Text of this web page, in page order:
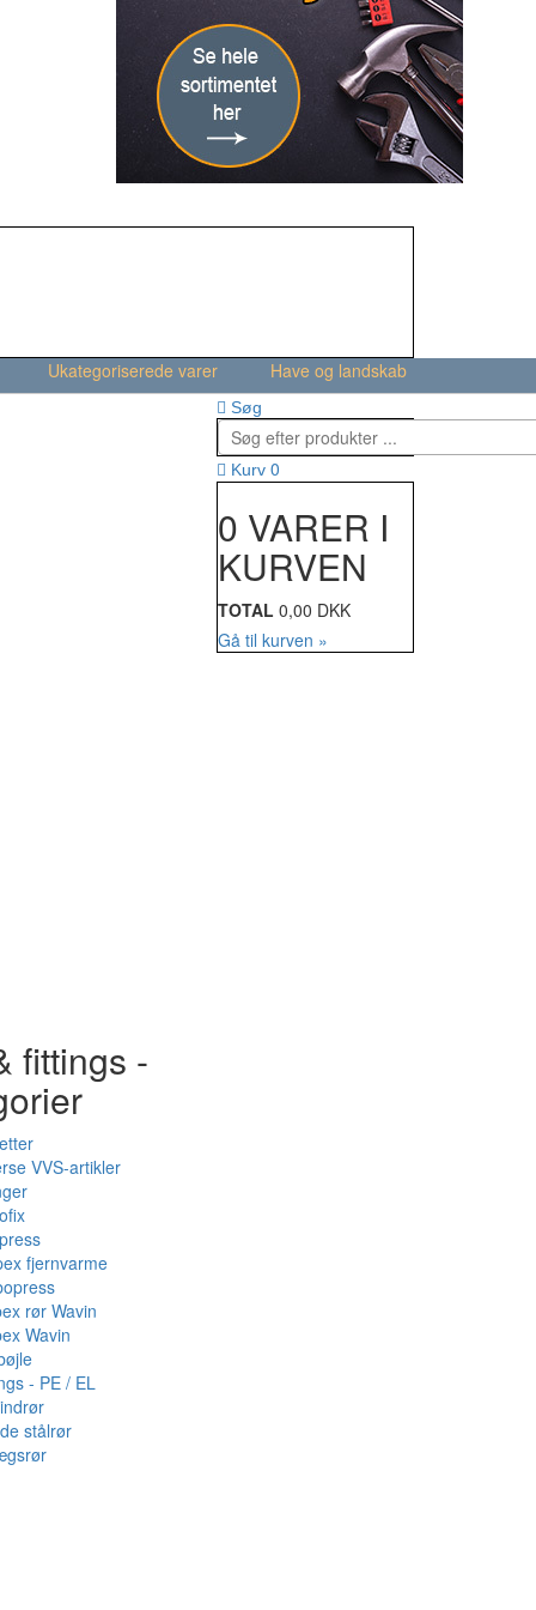
Ukategoriserede varer Have og landskab
fittings -
VVS-artikler
fjernvarme
rør Wavin
Wavin
- PE / EL
stålrør
Søg
Kurv 0
0 VARER I
KURVEN
TOTAL 0,00 DKK
Gå til kurven »